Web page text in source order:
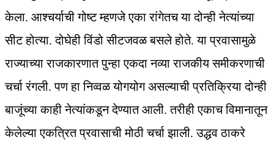
केला. आश्चर्याची गोष्ट म्हणजे एका रांगेतच या दोन्ही नेत्यांच्या
सीट होत्या. दोघेही विंडो सीटजवळ बसले होते. या प्रवासामुळे
राज्याच्या राजकारणात पुन्हा एकदा नव्या राजकीय समीकरणाची
चर्चा रंगली. पण हा निव्वळ योगयोग असल्याची प्रतिक्रिया दोन्ही
बाजूंच्या काही नेत्यांकडून देण्यात आली. तरीही एकाच विमानातून
केलेल्या एकत्रित प्रवासाची मोठी चर्चा झाली. उद्धव ठाकरे